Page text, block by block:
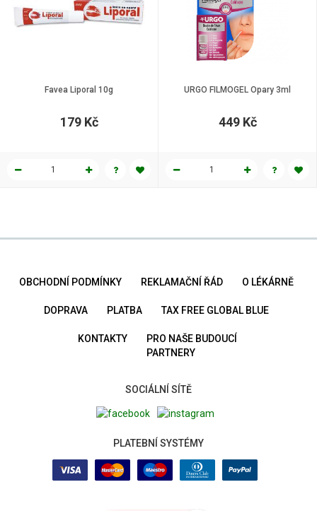
Favea Liporal 10g
179 Kč
URGO FILMOGEL Opary 3ml
449 Kč
OBCHODNÍ PODMÍNKY REKLAMAČNÍ ŘÁD O LÉKÁRNĚ
DOPRAVA PLATBA TAX FREE GLOBAL BLUE
KONTAKTY
PRO NAŠE BUDOUCÍ
PARTNERY
SOCIÁLNÍ SÍTĚ
PLATEBNÍ SYSTÉMY